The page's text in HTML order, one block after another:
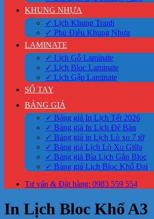
KHUNG NHỰA
✓ Lịch Khung Tranh
✓ Phù Điêu Khung Nhựa
LAMINATE
✓ Lịch Gỗ Laminate
✓ Lịch Bloc Laminate
✓ Lịch Gập Laminate
SỔ TAY
BẢNG GIÁ
✓ Bảng giá In Lịch Tết 2026
✓ Bảng giá In Lịch Để Bàn
✓ Bảng giá in Lịch Lò xo 7 tờ
✓ Bảng giá Lịch Lò Xo Giữa
✓ Bảng giá Bìa Lịch Gắn Bloc
✓ Bảng giá Lịch Bloc Khổ Đại
Tư vấn & Đặt hàng: 0983 559 554
In Lịch Bloc Khổ A3